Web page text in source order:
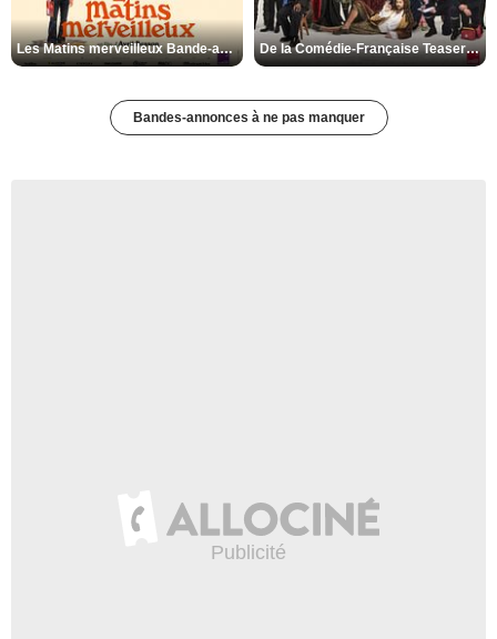
Les Matins merveilleux Bande-annonce VF De la Comédie-Française Teaser VF
Bandes-annonces à ne pas manquer